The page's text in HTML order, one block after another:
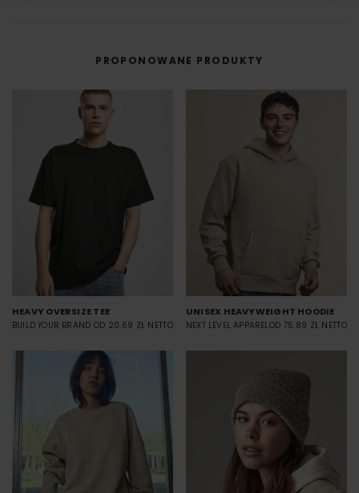
PROPONOWANE PRODUKTY
HEAVY OVERSIZE TEE
BUILD YOUR BRAND OD 20.69 ZŁ NETTO
UNISEX HEAVYWEIGHT HOODIE
NEXT LEVEL APPARELOD 75.89 ZŁ NETTO